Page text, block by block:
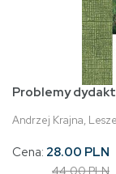
Problemy
Andrzej Krajna,
Cena: 28.00 PLN
44.00 PLN